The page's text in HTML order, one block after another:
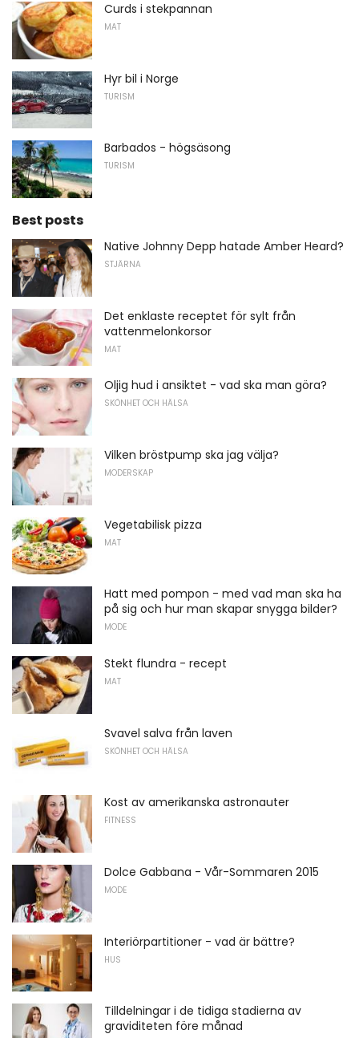
Curds i stekpannan
MAT
Hyr bil i Norge
TURISM
Barbados - högsäsong
TURISM
Best posts
Native Johnny Depp hatade Amber Heard?
STJÄRNA
Det enklaste receptet för sylt från
vattenmelonkorsor
MAT
Oljig hud i ansiktet - vad ska man göra?
SKÖNHET OCH HÄLSA
Vilken bröstpump ska jag välja?
MODERSKAP
Vegetabilisk pizza
MAT
Hatt med pompon - med vad man ska ha
på sig och hur man skapar snygga bilder?
MODE
Stekt flundra - recept
MAT
Svavel salva från laven
SKÖNHET OCH HÄLSA
Kost av amerikanska astronauter
FITNESS
Dolce Gabbana - Vår-Sommaren 2015
MODE
Interiörpartitioner - vad är bättre?
HUS
Tilldelningar i de tidiga stadierna av
graviditeten före månad